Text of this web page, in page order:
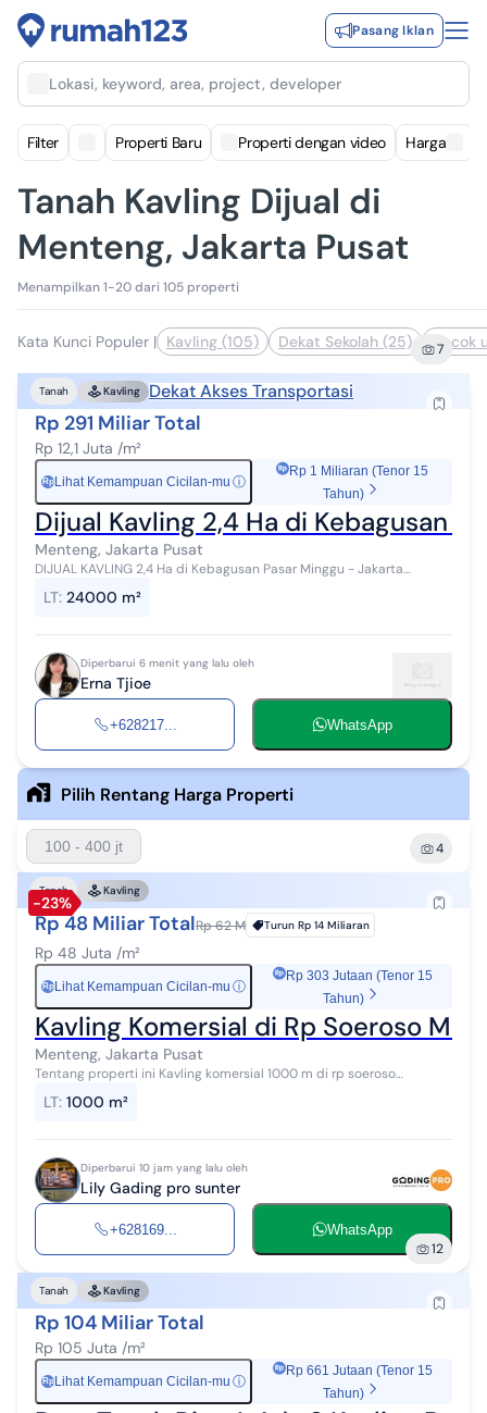
Pasang Iklan
Lokasi, keyword, area, project, developer
Filter Properti Baru Properti dengan video Harga
Tanah Kavling Dijual di
Menteng, Jakarta Pusat
Menampilkan 1-20 dari 105 properti
Kata Kunci Populer | Kavling (105) Dekat Sekolah (25) Cocok
7
Tanah Kavling Dekat Akses Transportasi
Rp 291 Miliar Total
Rp 12,1 Juta /m²
Rp Lihat Kemampuan Cicilan-mu ⓘ
Rp 1 Miliaran (Tenor 15
Tahun)
Dijual Kavling 2,4 Ha di Kebagusan
Menteng, Jakarta Pusat
DIJUAL KAVLING 2,4 Ha di Kebagusan Pasar Minggu - Jakarta
PAM,Sumur Bor Sertifika...
LT: 24000 m²
Diperbarui 6 menit yang lalu oleh
Erna Tjioe
+628217... WhatsApp
Pilih Rentang Harga Properti
100 - 400 jt 4
-23%
Tanah Kavling
Rp 48 Miliar TotalRp 62 M Turun Rp 14 Miliaran
Rp 48 Juta /m²
Rp Lihat Kemampuan Cicilan-mu ⓘ
Rp 303 Jutaan (Tenor 15
Tahun)
Kavling Komersial di Rp Soeroso
Menteng, Jakarta Pusat
Tentang properti ini Kavling komersial 1000 m di rp soeroso
barat Hrg 65 m
LT: 1000 m²
Diperbarui 10 jam yang lalu oleh
Lily Gading pro sunter
+628169... WhatsApp
12
Tanah Kavling
Rp 104 Miliar Total
Rp 105 Juta /m²
Rp Lihat Kemampuan Cicilan-mu ⓘ
Rp 661 Jutaan (Tenor 15
Tahun)